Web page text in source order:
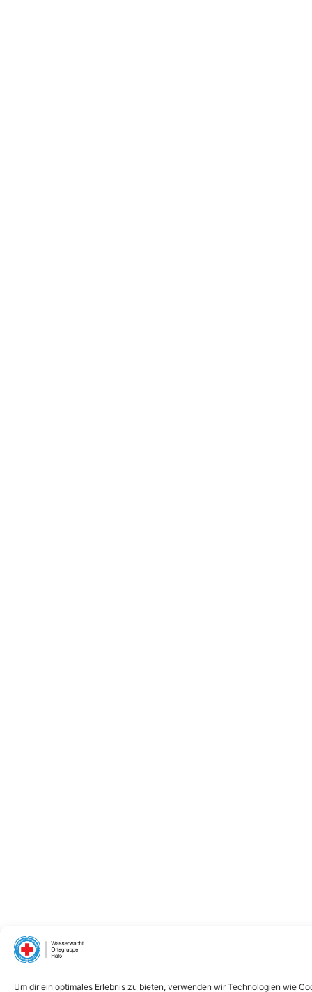
Um dir ein optimales Erlebnis zu bieten, verwenden wir Technologien wie